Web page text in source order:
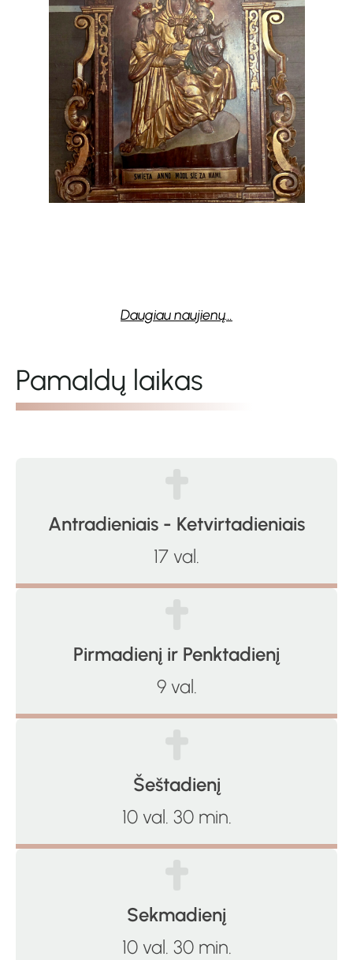
Daugiau naujienų...
Pamaldų laikas
Antradieniais - Ketvirtadieniais
17 val.
Pirmadienį ir Penktadienį
9 val.
Šeštadienį
10 val. 30 min.
Sekmadienį
10 val. 30 min.